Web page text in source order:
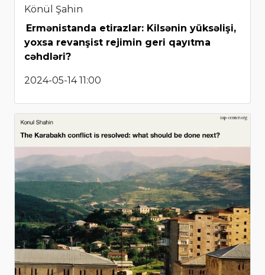
Könül Şahin
Ermənistanda etirazlar: Kilsənin yüksəlişi,
yoxsa revanşist rejimin geri qayıtma
cəhdləri?
2024-05-14 11:00